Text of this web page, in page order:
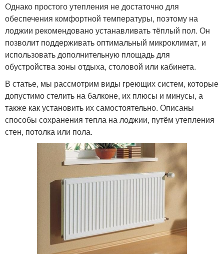
Однако простого утепления не достаточно для
обеспечения комфортной температуры, поэтому на
лоджии рекомендовано устанавливать тёплый пол. Он
позволит поддерживать оптимальный микроклимат, и
использовать дополнительную площадь для
обустройства зоны отдыха, столовой или кабинета.
В статье, мы рассмотрим виды греющих систем, которые
допустимо стелить на балконе, их плюсы и минусы, а
также как установить их самостоятельно. Описаны
способы сохранения тепла на лоджии, путём утепления
стен, потолка или пола.